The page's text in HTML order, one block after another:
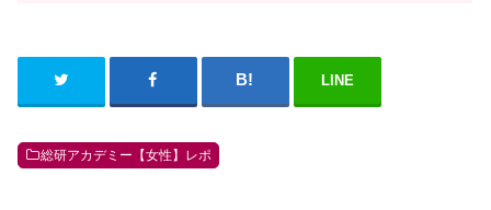
LINE
総研アカデミー【女性】レポ